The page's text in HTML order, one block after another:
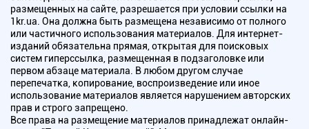
размещенных на сайте, разрешается при условии ссылки на
1kr.ua. Она должна быть размещена независимо от полного
или частичного использования материалов. Для интернет-
изданий обязательна прямая, открытая для поисковых
систем гиперссылка, размещенная в подзаголовке или
первом абзаце материала. В любом другом случае
перепечатка, копирование, воспроизведение или иное
использование материалов является нарушением авторских
прав и строго запрещено.
Все права на размещение материалов принадлежат онлайн-